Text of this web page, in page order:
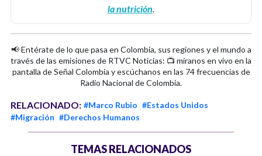
la nutrición.
📢 Entérate de lo que pasa en Colombia, sus regiones y el mundo a
través de las emisiones de RTVC Noticias: 📺 míranos en vivo en la
pantalla de Señal Colombia y escúchanos en las 74 frecuencias de
Radio Nacional de Colombia.
RELACIONADO: #Marco Rubio #Estados Unidos
#Migración #Derechos Humanos
TEMAS RELACIONADOS